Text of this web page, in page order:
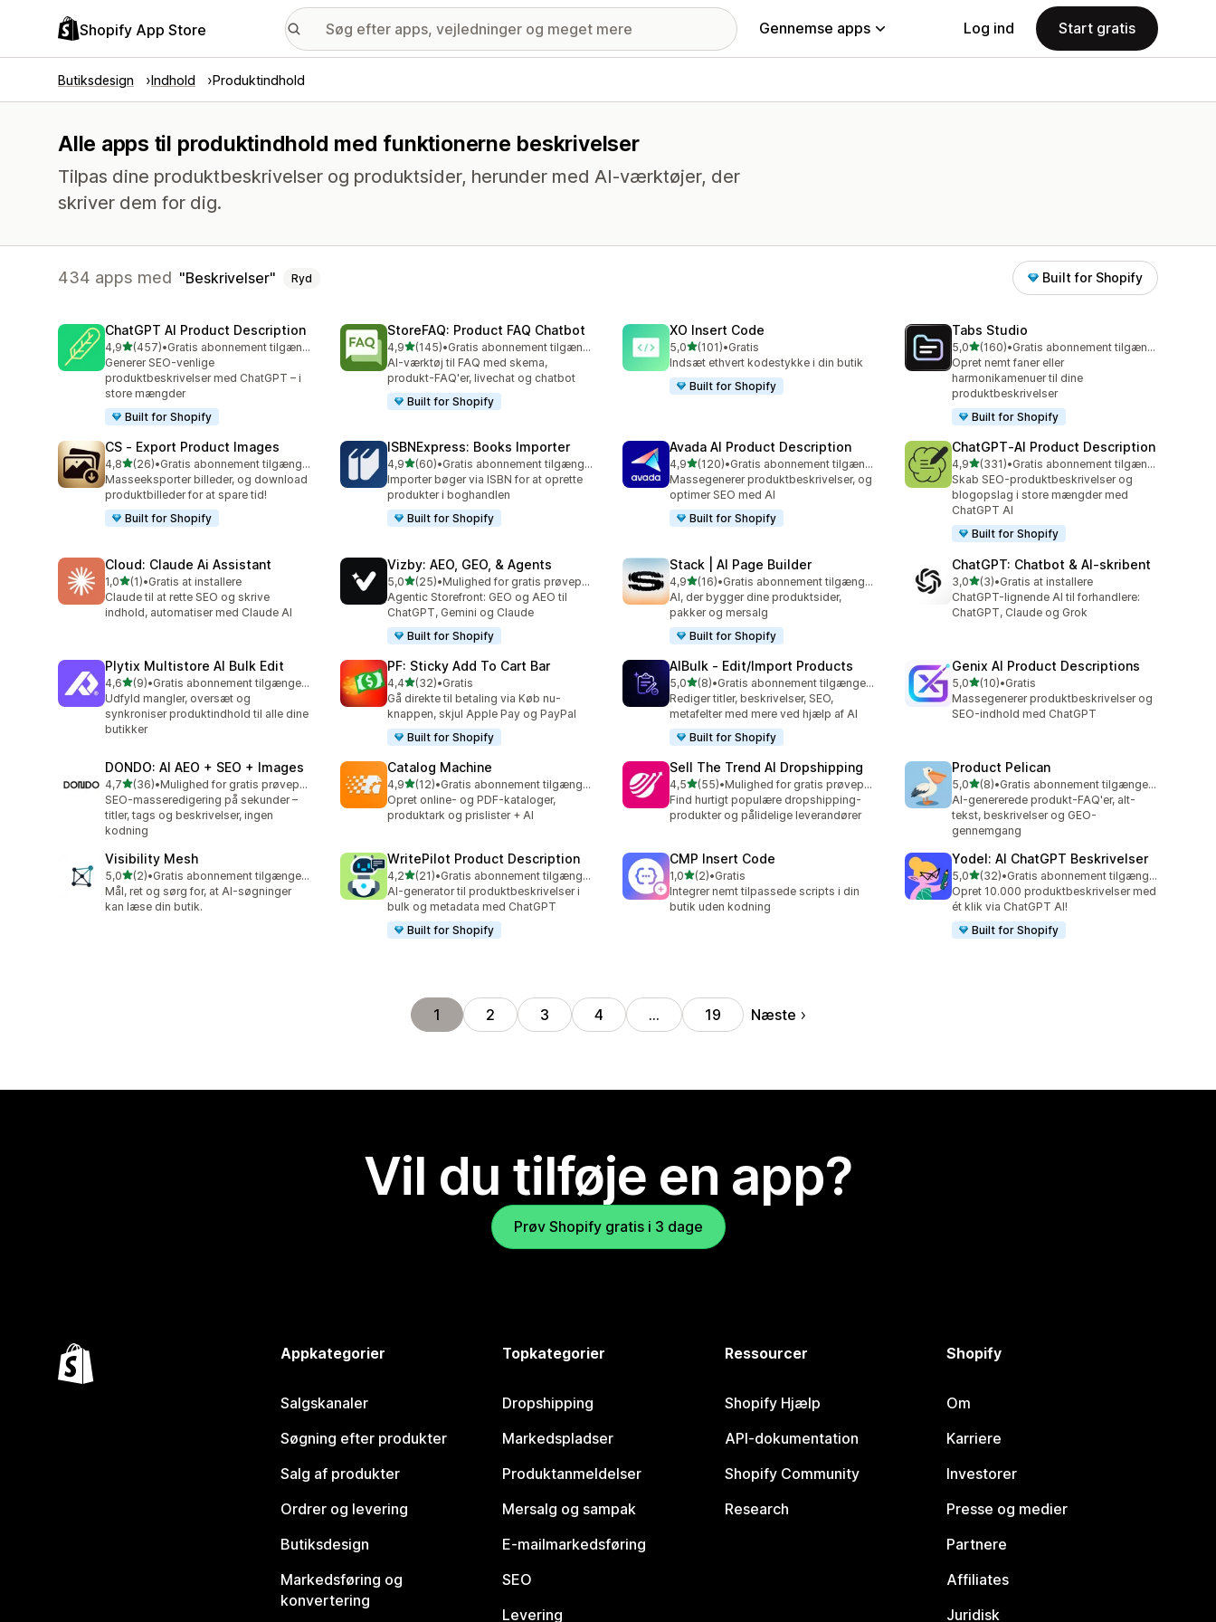
Shopify App Store Gennemse apps Log ind Start gratis
Butiksdesign Indhold Produktindhold
Alle apps til produktindhold med funktionerne beskrivelser
Tilpas dine produktbeskrivelser og produktsider, herunder med AI-værktøjer, der
skriver dem for dig.
434 apps med Beskrivelser Ryd Built for Shopify
ChatGPT AI Product Description
4,9ud af 5 stjerner
(457)
457 anmeldelser i alt
•
Gratis abonnement tilgængeligt
Generer SEO-venlige
produktbeskrivelser med ChatGPT – i
store mængder
Built for Shopify
StoreFAQ: Product FAQ Chatbot
4,9ud af 5 stjerner
(145)
145 anmeldelser i alt
•
Gratis abonnement tilgængeligt
AI-værktøj til FAQ med skema,
produkt-FAQ'er, livechat og chatbot
Built for Shopify
XO Insert Code
5,0ud af 5 stjerner
(101)
101 anmeldelser i alt
•Gratis
Indsæt ethvert kodestykke i din butik
Built for Shopify
Tabs Studio
5,0ud af 5 stjerner
(160)
160 anmeldelser i alt
•
Gratis abonnement tilgængeligt
Opret nemt faner eller
harmonikamenuer til dine
produktbeskrivelser
Built for Shopify
CS ‑ Export Product Images
4,8ud af 5 stjerner
(26)
26 anmeldelser i alt
•
Gratis abonnement tilgængeligt
Masseeksporter billeder, og download
produktbilleder for at spare tid!
Built for Shopify
ISBNExpress: Books Importer
4,9ud af 5 stjerner
(60)
60 anmeldelser i alt
•
Gratis abonnement tilgængeligt
Importer bøger via ISBN for at oprette
produkter i boghandlen
Built for Shopify
Avada AI Product Description
4,9ud af 5 stjerner
(120)
120 anmeldelser i alt
•
Gratis abonnement tilgængeligt
Massegenerer produktbeskrivelser, og
optimer SEO med AI
Built for Shopify
ChatGPT‑AI Product Description
4,9ud af 5 stjerner
(331)
331 anmeldelser i alt
•
Gratis abonnement tilgængeligt
Skab SEO-produktbeskrivelser og
blogopslag i store mængder med
ChatGPT AI
Built for Shopify
Cloud: Claude Ai Assistant
1,0ud af 5 stjerner
(1)
1 anmeldelser i alt
•Gratis at installere
Claude til at rette SEO og skrive
indhold, automatiser med Claude AI
Vizby: AEO, GEO, & Agents
5,0ud af 5 stjerner
(25)
25 anmeldelser i alt
•
Mulighed for gratis prøveperiode
Agentic Storefront: GEO og AEO til
ChatGPT, Gemini og Claude
Built for Shopify
Stack | AI Page Builder
4,9ud af 5 stjerner
(16)
16 anmeldelser i alt
•
Gratis abonnement tilgængeligt
AI, der bygger dine produktsider,
pakker og mersalg
Built for Shopify
ChatGPT: Chatbot & AI‑skribent
3,0ud af 5 stjerner
(3)
3 anmeldelser i alt
•Gratis at installere
ChatGPT-lignende AI til forhandlere:
ChatGPT, Claude og Grok
Plytix Multistore AI Bulk Edit
4,6ud af 5 stjerner
(9)
9 anmeldelser i alt
•
Gratis abonnement tilgængeligt
Udfyld mangler, oversæt og
synkroniser produktindhold til alle dine
butikker
PF: Sticky Add To Cart Bar
4,4ud af 5 stjerner
(32)
32 anmeldelser i alt
•Gratis
Gå direkte til betaling via Køb nu-
knappen, skjul Apple Pay og PayPal
Built for Shopify
AIBulk ‑ Edit/Import Products
5,0ud af 5 stjerner
(8)
8 anmeldelser i alt
•
Gratis abonnement tilgængeligt
Rediger titler, beskrivelser, SEO,
metafelter med mere ved hjælp af AI
Built for Shopify
Genix AI Product Descriptions
5,0ud af 5 stjerner
(10)
10 anmeldelser i alt
•Gratis
Massegenerer produktbeskrivelser og
SEO-indhold med ChatGPT
DONDO: AI AEO + SEO + Images
4,7ud af 5 stjerner
(36)
36 anmeldelser i alt
•
Mulighed for gratis prøveperiode
SEO-masseredigering på sekunder –
titler, tags og beskrivelser, ingen
kodning
Catalog Machine
4,9ud af 5 stjerner
(12)
12 anmeldelser i alt
•
Gratis abonnement tilgængeligt
Opret online- og PDF-kataloger,
produktark og prislister + AI
Sell The Trend AI Dropshipping
4,5ud af 5 stjerner
(55)
55 anmeldelser i alt
•
Mulighed for gratis prøveperiode
Find hurtigt populære dropshipping-
produkter og pålidelige leverandører
Product Pelican
5,0ud af 5 stjerner
(8)
8 anmeldelser i alt
•
Gratis abonnement tilgængeligt
AI-genererede produkt-FAQ'er, alt-
tekst, beskrivelser og GEO-
gennemgang
Visibility Mesh
5,0ud af 5 stjerner
(2)
2 anmeldelser i alt
•
Gratis abonnement tilgængeligt
Mål, ret og sørg for, at AI-søgninger
kan læse din butik.
WritePilot Product Description
4,2ud af 5 stjerner
(21)
21 anmeldelser i alt
•
Gratis abonnement tilgængeligt
AI-generator til produktbeskrivelser i
bulk og metadata med ChatGPT
Built for Shopify
CMP Insert Code
1,0ud af 5 stjerner
(2)
2 anmeldelser i alt
•Gratis
Integrer nemt tilpassede scripts i din
butik uden kodning
Yodel: AI ChatGPT Beskrivelser
5,0ud af 5 stjerner
(32)
32 anmeldelser i alt
•
Gratis abonnement tilgængeligt
Opret 10.000 produktbeskrivelser med
ét klik via ChatGPT AI!
Built for Shopify
1 2 3 4 … 19 Næste
Vil du tilføje en app?
Prøv Shopify gratis i 3 dage
Appkategorier
Salgskanaler
Søgning efter produkter
Salg af produkter
Ordrer og levering
Butiksdesign
Markedsføring og
konvertering
Topkategorier
Dropshipping
Markedspladser
Produktanmeldelser
Mersalg og sampak
E-mailmarkedsføring
SEO
Levering
Ressourcer
Shopify Hjælp
API-dokumentation
Shopify Community
Research
Shopify
Om
Karriere
Investorer
Presse og medier
Partnere
Affiliates
Juridisk